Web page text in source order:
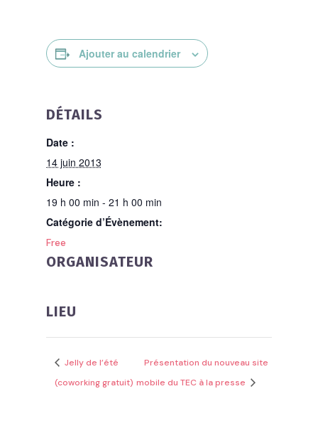
Ajouter au calendrier
DÉTAILS
Date :
14 juin 2013
Heure :
19 h 00 min - 21 h 00 min
Catégorie d’Évènement:
Free
ORGANISATEUR
LIEU
Jelly de l’été
(coworking gratuit)
Présentation du nouveau site
mobile du TEC à la presse